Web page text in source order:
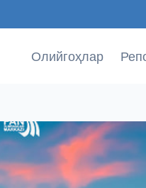
Олийгоҳлар